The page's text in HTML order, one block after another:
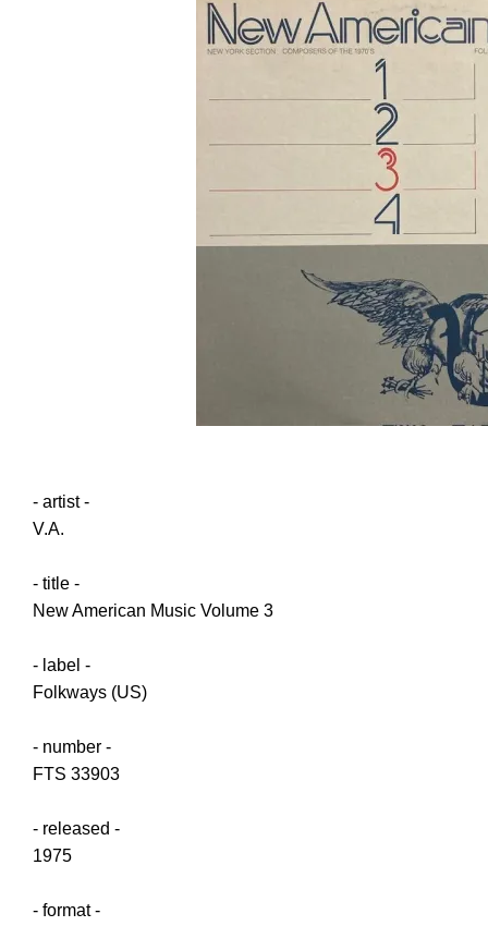
- artist -
V.A.
- title -
New American Music Volume 3
- label -
Folkways (US)
- number -
FTS 33903
- released -
1975
- format -